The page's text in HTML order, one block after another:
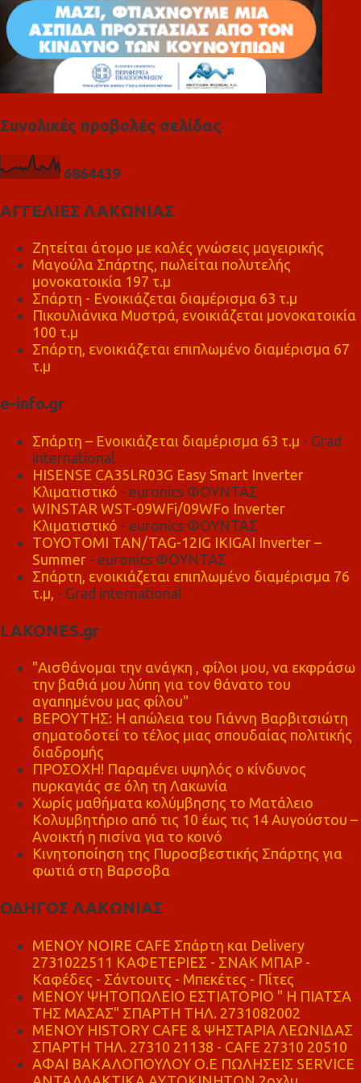
Συνολικές προβολές σελίδας
6864439
ΑΓΓΕΛΙΕΣ ΛΑΚΩΝΙΑΣ
Ζητείται άτομο με καλές γνώσεις μαγειρικής
Μαγούλα Σπάρτης, πωλείται πολυτελής
μονοκατοικία 197 τ.μ
Σπάρτη - Ενοικιάζεται διαμέρισμα 63 τ.μ
Πικουλιάνικα Μυστρά, ενοικιάζεται μονοκατοικία
100 τ.μ
Σπάρτη, ενοικιάζεται επιπλωμένο διαμέρισμα 67
τ.μ
e-info.gr
Σπάρτη – Ενοικιάζεται διαμέρισμα 63 τ.μ - Grad
international
HISENSE CA35LR03G Easy Smart Inverter
Κλιματιστικό - euronics ΦΟΥΝΤΑΣ
WINSTAR WST-09WFi/09WFo Inverter
Κλιματιστικό - euronics ΦΟΥΝΤΑΣ
TOYOTOMI TAN/TAG-12IG IKIGAI Inverter –
Summer - euronics ΦΟΥΝΤΑΣ
Σπάρτη, ενοικιάζεται επιπλωμένο διαμέρισμα 76
τ.μ, - Grad international
LAKONES.gr
"Αισθάνομαι την ανάγκη , φίλοι μου, να εκφράσω
την βαθιά μου λύπη για τον θάνατο του
αγαπημένου μας φίλου"
ΒΕΡΟΥΤΗΣ: Η απώλεια του Γιάννη Βαρβιτσιώτη
σηματοδοτεί το τέλος μιας σπουδαίας πολιτικής
διαδρομής
ΠΡΟΣΟΧΗ! Παραμένει υψηλός ο κίνδυνος
πυρκαγιάς σε όλη τη Λακωνία
Χωρίς μαθήματα κολύμβησης το Ματάλειο
Κολυμβητήριο από τις 10 έως τις 14 Αυγούστου –
Ανοικτή η πισίνα για το κοινό
Κινητοποίηση της Πυροσβεστικής Σπάρτης για
φωτιά στη Βαρσοβα
ΟΔΗΓΟΣ ΛΑΚΩΝΙΑΣ
MENOY NOIRE CAFE Σπάρτη και Delivery
2731022511 ΚΑΦΕΤΕΡΙΕΣ - ΣΝΑΚ ΜΠΑΡ -
Καφέδες - Σάντουιτς - Μπεκέτες - Πίτες
ΜΕΝΟΥ ΨΗΤΟΠΩΛΕΙΟ ΕΣΤΙΑΤΟΡΙΟ " Η ΠΙΑΤΣΑ
ΤΗΣ ΜΑΣΑΣ" ΣΠΑΡΤΗ ΤΗΛ. 2731082002
ΜΕΝΟΥ HISTORY CAFE & ΨΗΣΤΑΡΙΑ ΛΕΩΝΙΔΑΣ
ΣΠΑΡΤΗ ΤΗΛ. 27310 21138 - CAFE 27310 20510
ΑΦΑΙ ΒΑΚΑΛΟΠΟΥΛΟΥ Ο.Ε ΠΩΛΗΣΕΙΣ SERVICE